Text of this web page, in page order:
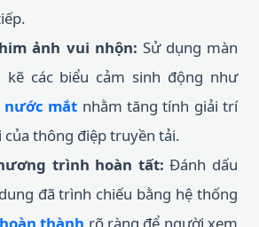
ảnh vui nhộn: Sử dụng màn
kẽ các biểu cảm sinh động như
mắt nhằm tăng tính giải trí
của thông điệp truyền tải.
trình hoàn tất: Đánh dấu
đã trình chiếu bằng hệ thống